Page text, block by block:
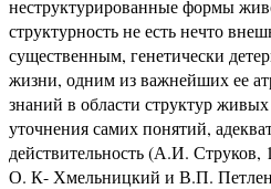
неструктурированные формы
структурность не есть нечто
существенным, генетически
жизни, одним из важнейших ее
знаний в области структур живых
уточнения самих понятий,
действительность (А.И.
О. К- Хмельницкий и В.П.